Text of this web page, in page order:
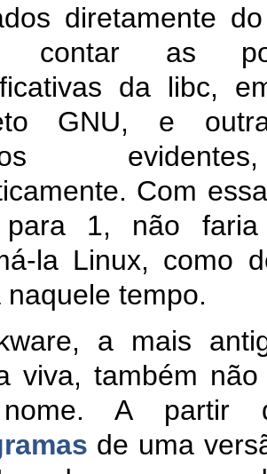
diretamente
contar as
da libc,
GNU, e
Com
para 1, não faria
la Linux, como
naquele tempo.
a mais
viva, também
A
de uma